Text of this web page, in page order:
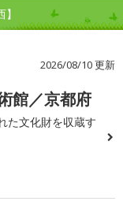
2026/08/10 更新
館／京都府
た文化財を収蔵す